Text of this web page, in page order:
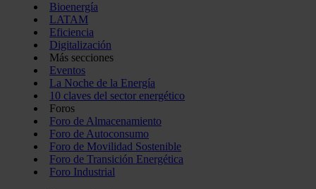
Bioenergía
LATAM
Eficiencia
Digitalización
Más secciones
Eventos
La Noche de la Energía
10 claves del sector energético
Foros
Foro de Almacenamiento
Foro de Autoconsumo
Foro de Movilidad Sostenible
Foro de Transición Energética
Foro Industrial